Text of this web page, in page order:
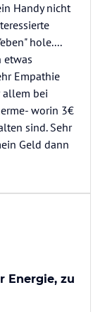
Handy nicht
hole....
etwas
Empathie
bei
worin 3€
sind. Sehr
Geld dann
Energie, zu